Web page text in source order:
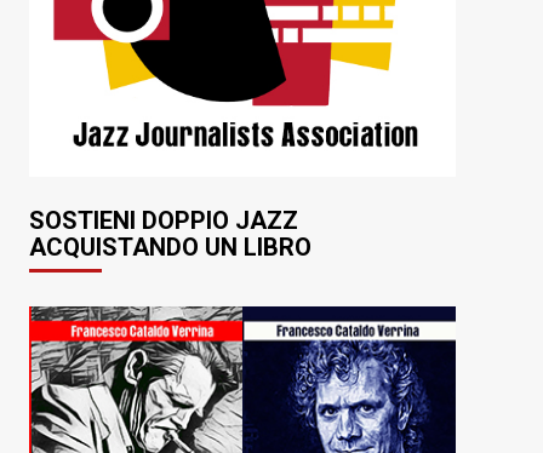
SOSTIENI DOPPIO JAZZ
ACQUISTANDO UN LIBRO